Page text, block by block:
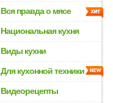
Вся правда о мясе
Национальная кухня
Виды кухни
Для кухонной техники
Видеорецепты